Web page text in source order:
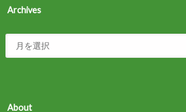
Archives
About